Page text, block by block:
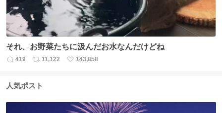
それ、お野菜たちに汲んだお水なんだけどね
返
数
419
リ
ス
11,122
い
143,858
人気ポスト